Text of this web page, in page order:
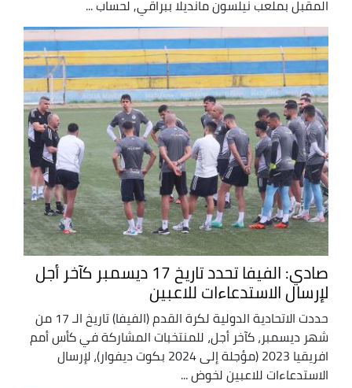
المقبل بملعب نيلسون مانديلا ببراقي, لحساب ...
صادي: الفيفا تحدد تاريخ 17 ديسمبر كآخر أجل
لإرسال الاستدعاءات للاعبين
حددت الاتحادية الدولية لكرة القدم (الفيفا) تاريخ الـ 17 من
شهر ديسمبر، كآخر أجل، للمنتخبات المشاركة في كأس أمم
افريقيا 2023 (مؤجلة إلى 2024 بكوت ديفوار)، لإرسال
الاستدعاءات للاعبين لخوض ...